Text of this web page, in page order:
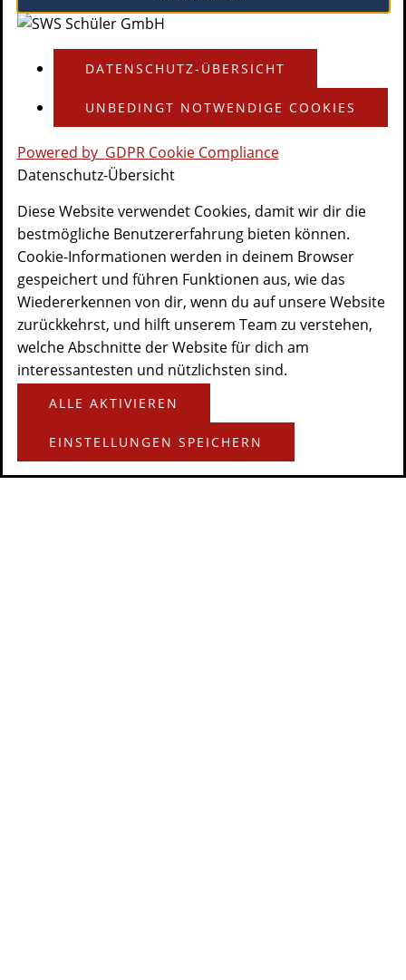
DATENSCHUTZ-ÜBERSICHT
UNBEDINGT NOTWENDIGE COOKIES
Powered by GDPR Cookie Compliance
Datenschutz-Übersicht
Diese Website verwendet Cookies, damit wir dir die
bestmögliche Benutzererfahrung bieten können.
Cookie-Informationen werden in deinem Browser
gespeichert und führen Funktionen aus, wie das
Wiedererkennen von dir, wenn du auf unsere Website
zurückkehrst, und hilft unserem Team zu verstehen,
welche Abschnitte der Website für dich am
interessantesten und nützlichsten sind.
ALLE AKTIVIEREN
EINSTELLUNGEN SPEICHERN